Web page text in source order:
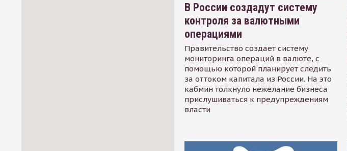
В России создадут систему
контроля за валютными
операциями
Правительство создает систему
мониторинга операций в валюте, с
помощью которой планирует следить
за оттоком капитала из России. На это
кабмин толкнуло нежелание бизнеса
прислушиваться к предупреждениям
власти